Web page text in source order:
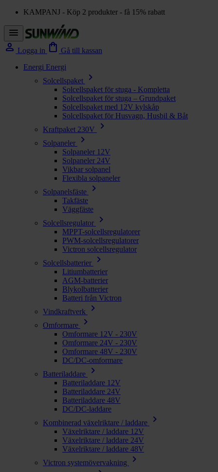
KAMPANJ - Köp 2 produkter - få 15% rabatt
menu
person Logga in shopping_bag Gå till kassan
Energi Energi
Solcellspaket
chevron_right
Solcellspaket för stuga - Kompletta
Solcellspaket för stuga – Grundpaket
Solcellspaket med 12V kylskåp
Solcellspaket för Husvagn, Husbil & Båt
Kraftpaket 230V
chevron_right
Solpaneler chevron_right
Solpaneler 12V
Solpaneler 24V
Vikbar solpanel
Flexibla solpaneler
Solpanelsfäste
chevron_right
Takfäste
Väggfäste
Solcellsregulator
chevron_right
MPPT-solcellsregulatorer
PWM-solcellsregulatorer
Victron solcellsregulator
Solcellsbatterier
chevron_right
Litiumbatterier
AGM-batterier
Blykolbatterier
Batteri från Victron
Vindkraftverk
chevron_right
Omformare chevron_right
Omformare 12V - 230V
Omformare 24V - 230V
Omformare 48V - 230V
DC/DC-omformare
Batteriladdare
chevron_right
Batteriladdare 12V
Batteriladdare 24V
Batteriladdare 48V
DC/DC-laddare
Kombinerad växelriktare / laddare
chevron_right
Växelriktare / laddare 12V
Växelriktare / laddare 24V
Växelriktare / laddare 48V
Victron systemövervakning
chevron_right